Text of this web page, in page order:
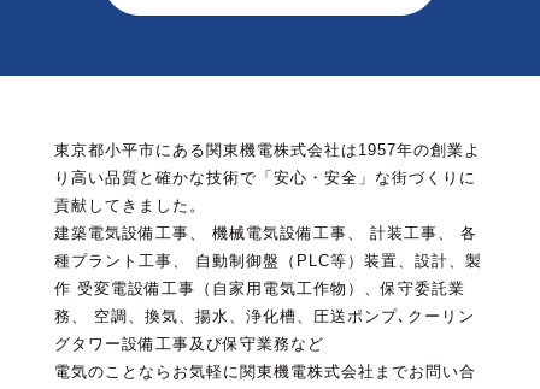
東京都小平市にある関東機電株式会社は1957年の創業よ
り高い品質と確かな技術で「安心・安全」な街づくりに
貢献してきました。
建築電気設備工事、 機械電気設備工事、 計装工事、 各
種プラント工事、 自動制御盤（PLC等）装置、設計、製
作 受変電設備工事（自家用電気工作物）、保守委託業
務、 空調、換気、揚水、浄化槽、圧送ポンプ､クーリン
グタワー設備工事及び保守業務など
電気のことならお気軽に関東機電株式会社までお問い合